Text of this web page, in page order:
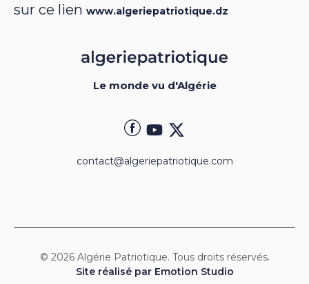
sur ce lien www.algeriepatriotique.dz
Le monde vu d'Algérie
contact@algeriepatriotique.com
© 2026 Algérie Patriotique. Tous droits réservés.
Site réalisé par Emotion Studio